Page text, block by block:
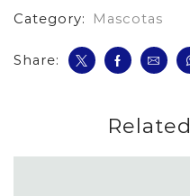
Category:
Mascotas
Share: